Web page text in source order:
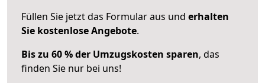
Füllen Sie jetzt das Formular aus und erhalten
Sie kostenlose Angebote.
Bis zu 60 % der Umzugskosten sparen, das
finden Sie nur bei uns!